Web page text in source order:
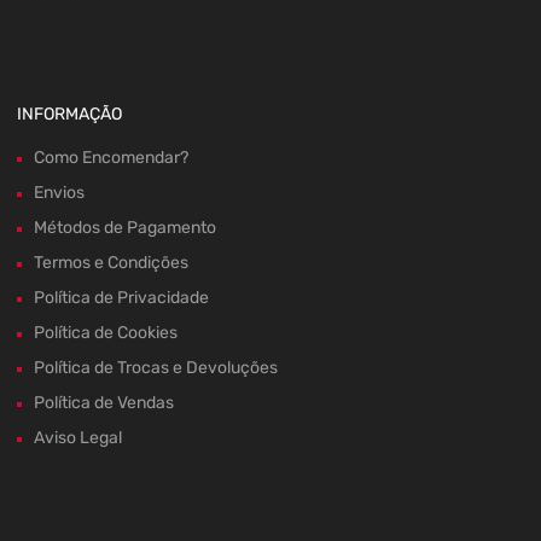
INFORMAÇÃO
Como Encomendar?
Envios
Métodos de Pagamento
Termos e Condições
Política de Privacidade
Política de Cookies
Política de Trocas e Devoluções
Política de Vendas
Aviso Legal